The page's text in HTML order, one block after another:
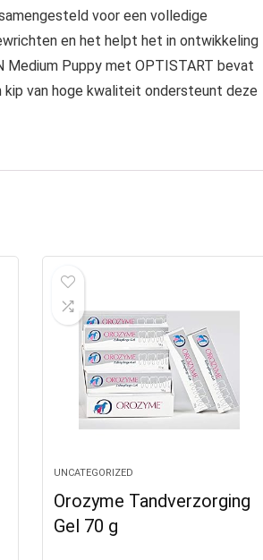
voor een volledige
en het helpt het in ontwikkeling
Medium Puppy met OPTISTART bevat
van hoge kwaliteit ondersteunt deze
UNCATEGORIZED
Orozyme Tandverzorging
Gel 70 g